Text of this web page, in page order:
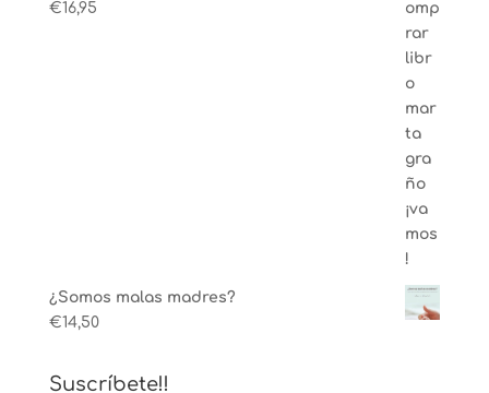
€16,95
¿Somos malas madres?
€14,50
Suscríbete!!